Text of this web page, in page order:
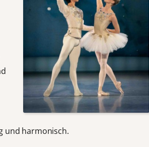
und harmonisch.